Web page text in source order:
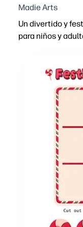
Madie Arts
Un divertido y
para niños y